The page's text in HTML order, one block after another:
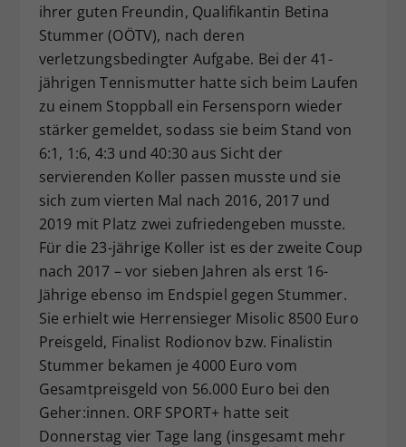
ihrer guten Freundin, Qualifikantin Betina
Stummer (OÖTV), nach deren
verletzungsbedingter Aufgabe. Bei der 41-
jährigen Tennismutter hatte sich beim Laufen
zu einem Stoppball ein Fersensporn wieder
stärker gemeldet, sodass sie beim Stand von
6:1, 1:6, 4:3 und 40:30 aus Sicht der
servierenden Koller passen musste und sie
sich zum vierten Mal nach 2016, 2017 und
2019 mit Platz zwei zufriedengeben musste.
Für die 23-jährige Koller ist es der zweite Coup
nach 2017 – vor sieben Jahren als erst 16-
Jährige ebenso im Endspiel gegen Stummer.
Sie erhielt wie Herrensieger Misolic 8500 Euro
Preisgeld, Finalist Rodionov bzw. Finalistin
Stummer bekamen je 4000 Euro vom
Gesamtpreisgeld von 56.000 Euro bei den
Geher:innen. ORF SPORT+ hatte seit
Donnerstag vier Tage lang (insgesamt mehr